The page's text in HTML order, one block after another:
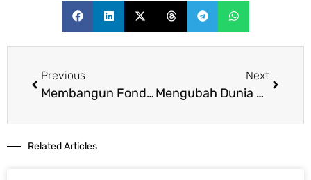
Previous
Membangun Fondasi yang Kokoh: 5 Prinsip Utama dalam Etika Bisnis
Next
Mengubah Dunia Lewat Bisnis: Tips Menjadi Seorang Sociopreneur Sukses bagi Pemula
Related Articles​